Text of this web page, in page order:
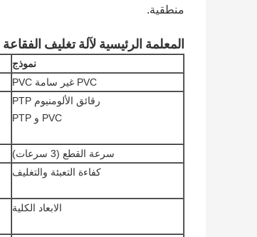
منطقية.
المعلمة الرئيسية لآلة تغليف الفقاعة
نموذج
PVC غير سامة PVC
رقائق الألومنيوم PTP
PVC و PTP
سرعة القطع (3 سرعات)
كفاءة التعبئة والتغليف
الابعاد الكلية